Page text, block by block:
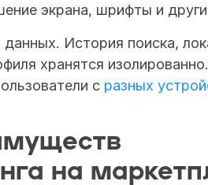
экрана, шрифты и
История поиска,
хранятся
с разных
на